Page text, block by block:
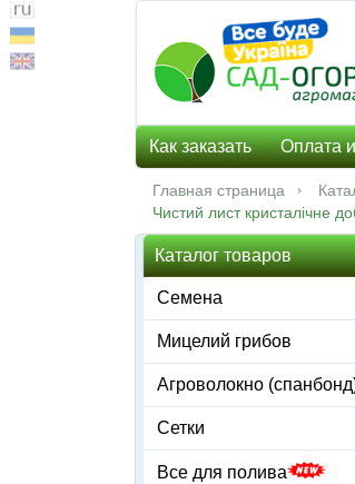
Как заказать Оплата
Главная страница
Чистий лист кристалічне
Каталог товаров
Семена
Мицелий грибов
Агроволокно
Сетки
Все для полива